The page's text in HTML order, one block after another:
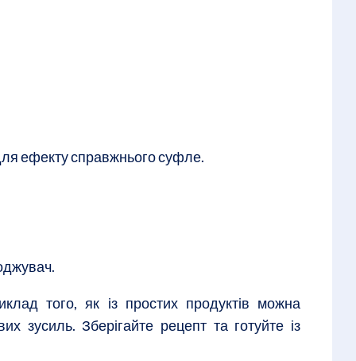
ефекту справжнього суфле.
того, як із простих продуктів можна
зусиль. Зберігайте рецепт та готуйте із